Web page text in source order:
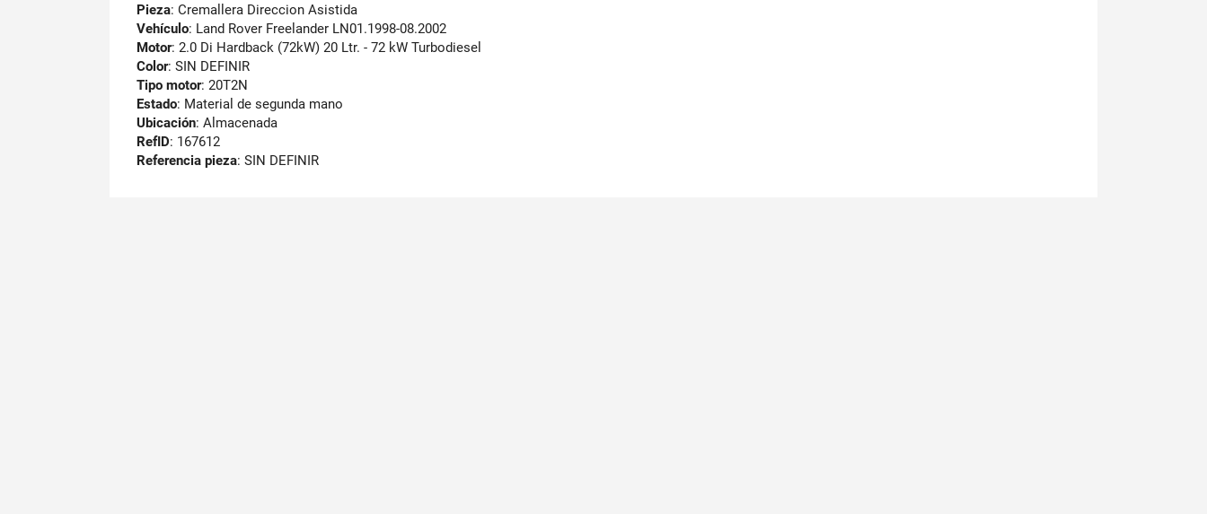
Pieza: Cremallera Direccion Asistida
Vehículo: Land Rover Freelander LN01.1998-08.2002
Motor: 2.0 Di Hardback (72kW) 20 Ltr. - 72 kW Turbodiesel
Color: SIN DEFINIR
Tipo motor: 20T2N
Estado: Material de segunda mano
Ubicación: Almacenada
RefID: 167612
Referencia pieza: SIN DEFINIR